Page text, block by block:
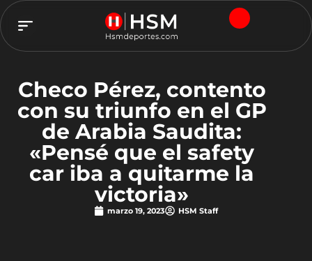
Checo Pérez, contento
con su triunfo en el GP
de Arabia Saudita:
«Pensé que el safety
car iba a quitarme la
victoria»
marzo 19, 2023 HSM Staff